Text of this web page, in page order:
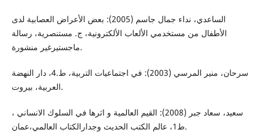
الساعدي، نداء جمال جاسم (2005): بعض الأعراض العصابية لدى
الأطفال من مستخدمي الألعاب الألكترونية، ج. مستنصرية، رسالة
ماجستيرغير منشورة.
سرحان، منير المرسي (2003): في اجتماعيات التربية، ط.4، دار النهضة
العربية، بيروت.
سعيد، سعاد جبر (2008): القيم العالمية و اثرها في السلوك الانساني ،
ط1، عالم الكتب الحديث وجدارالكتاب العالمي،عمان.